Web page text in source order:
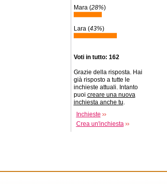
Mara (28%)
Lara (43%)
Voti in tutto: 162
Grazie della risposta. Hai
già risposto a tutte le
inchieste attuali. Intanto
puoi creare una nuova
inchiesta anche tu.
Inchieste
Crea un'inchiesta